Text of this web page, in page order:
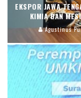
EKSPOR JAWA
KIMIA DAN
Agustinus